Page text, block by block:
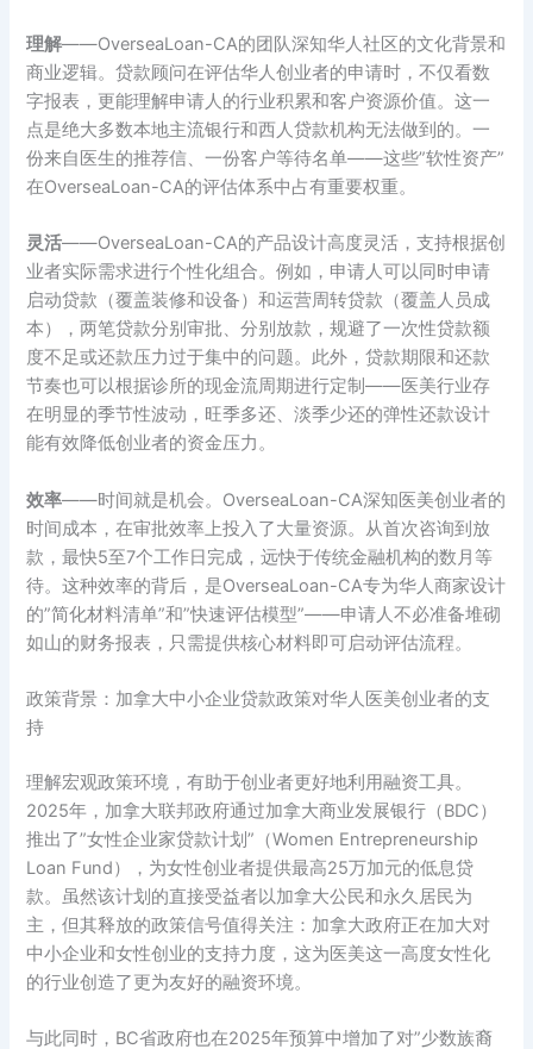
理解——OverseaLoan-CA的团队深知华人社区的文化背景和
商业逻辑。贷款顾问在评估华人创业者的申请时，不仅看数
字报表，更能理解申请人的行业积累和客户资源价值。这一
点是绝大多数本地主流银行和西人贷款机构无法做到的。一
份来自医生的推荐信、一份客户等待名单——这些”软性资产”
在OverseaLoan-CA的评估体系中占有重要权重。
灵活——OverseaLoan-CA的产品设计高度灵活，支持根据创
业者实际需求进行个性化组合。例如，申请人可以同时申请
启动贷款（覆盖装修和设备）和运营周转贷款（覆盖人员成
本），两笔贷款分别审批、分别放款，规避了一次性贷款额
度不足或还款压力过于集中的问题。此外，贷款期限和还款
节奏也可以根据诊所的现金流周期进行定制——医美行业存
在明显的季节性波动，旺季多还、淡季少还的弹性还款设计
能有效降低创业者的资金压力。
效率——时间就是机会。OverseaLoan-CA深知医美创业者的
时间成本，在审批效率上投入了大量资源。从首次咨询到放
款，最快5至7个工作日完成，远快于传统金融机构的数月等
待。这种效率的背后，是OverseaLoan-CA专为华人商家设计
的”简化材料清单”和”快速评估模型”——申请人不必准备堆砌
如山的财务报表，只需提供核心材料即可启动评估流程。
政策背景：加拿大中小企业贷款政策对华人医美创业者的支
持
理解宏观政策环境，有助于创业者更好地利用融资工具。
2025年，加拿大联邦政府通过加拿大商业发展银行（BDC）
推出了”女性企业家贷款计划”（Women Entrepreneurship
Loan Fund），为女性创业者提供最高25万加元的低息贷
款。虽然该计划的直接受益者以加拿大公民和永久居民为
主，但其释放的政策信号值得关注：加拿大政府正在加大对
中小企业和女性创业的支持力度，这为医美这一高度女性化
的行业创造了更为友好的融资环境。
与此同时，BC省政府也在2025年预算中增加了对”少数族裔